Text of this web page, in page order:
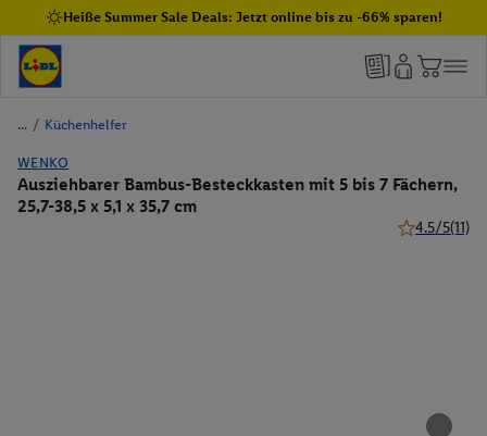
Heiße Summer Sale Deals: Jetzt online bis zu -66% sparen!
/ Küchenhelfer
WENKO
Ausziehbarer Bambus-Besteckkasten mit 5 bis 7 Fächern,
25,7-38,5 x 5,1 x 35,7 cm
4.5/5(11)